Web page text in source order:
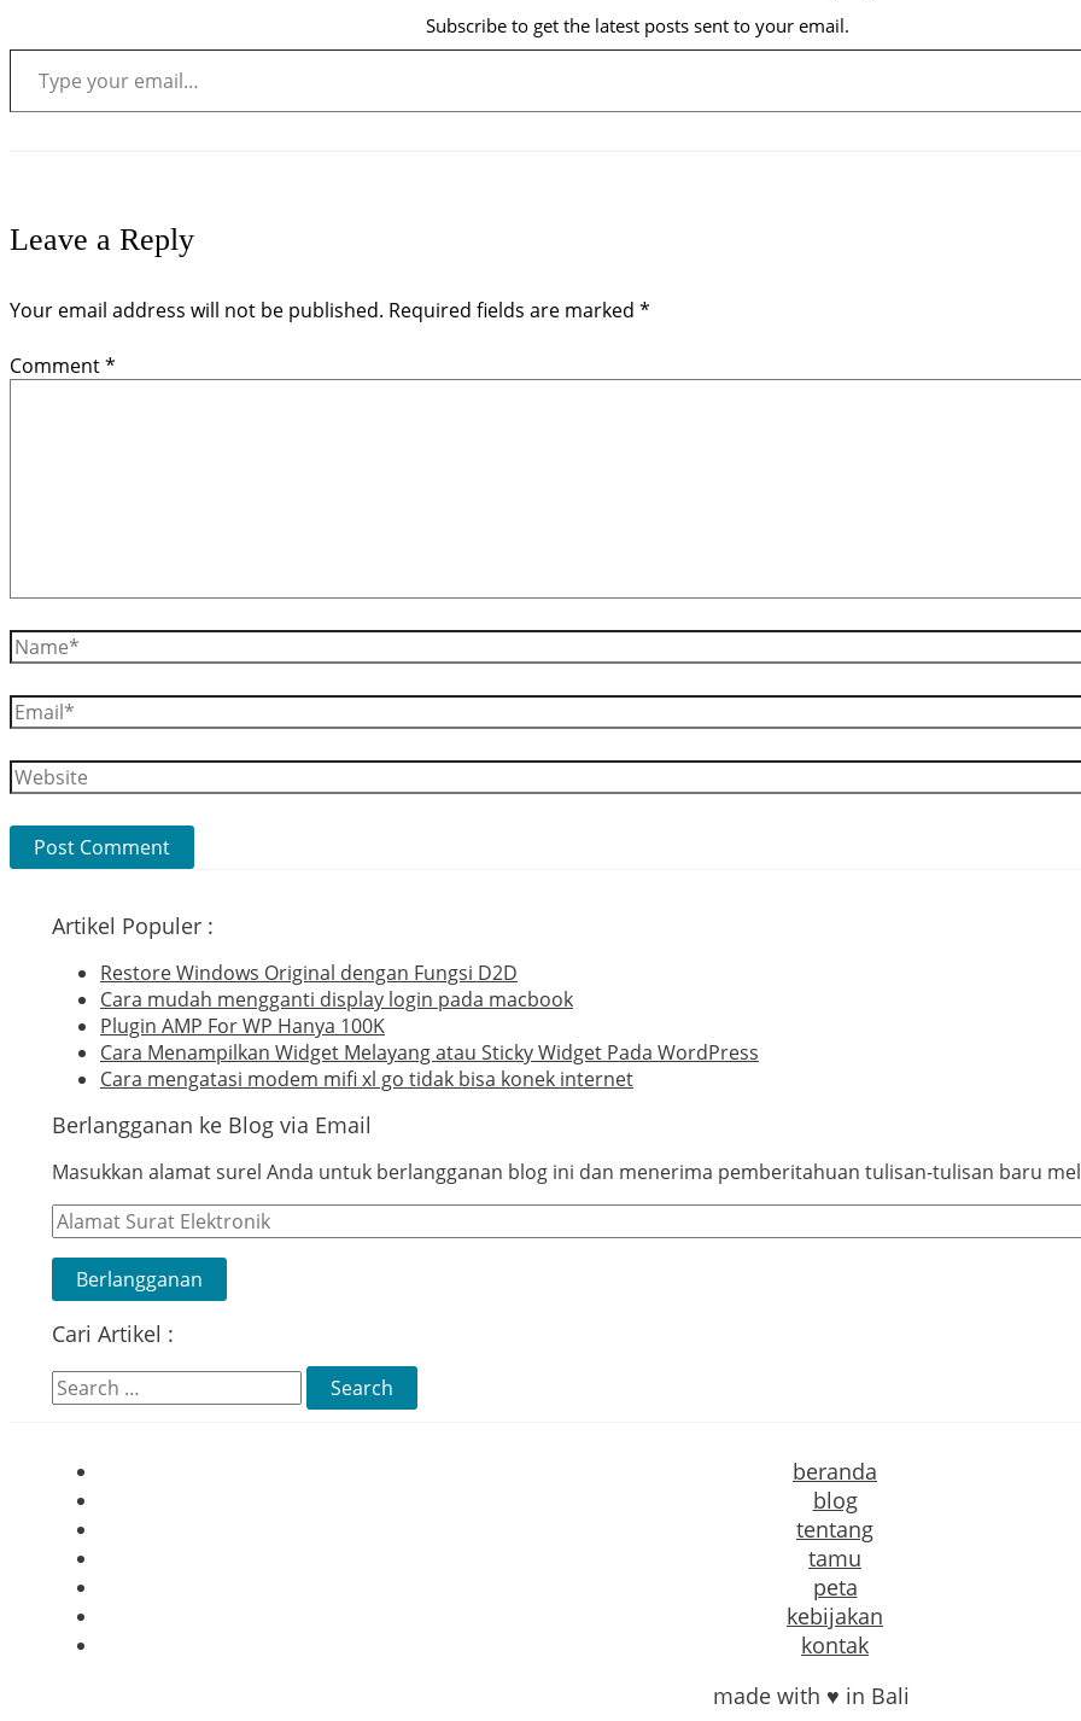
Subscribe to get the latest posts sent to your email.
Type your email…
Leave a Reply
Your email address will not be published. Required fields are marked *
Comment*
Name*
Email*
Website
Artikel Populer :
Restore Windows Original dengan Fungsi D2D
Cara mudah mengganti display login pada macbook
Plugin AMP For WP Hanya 100K
Cara Menampilkan Widget Melayang atau Sticky Widget Pada WordPress
Cara mengatasi modem mifi xl go tidak bisa konek internet
Berlangganan ke Blog via Email
Masukkan alamat surel Anda untuk berlangganan blog ini dan menerima pemberitahuan tulisan-tulisan baru
Alamat
Surat
Elektronik
Berlangganan
Cari Artikel :
Search
for:
beranda
blog
tentang
tamu
peta
kebijakan
kontak
made with ♥ in Bali